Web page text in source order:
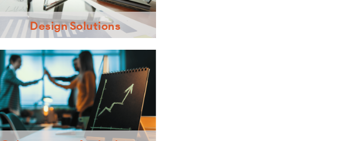
Design Solutions
Creación de tu modelo de negocio, hasta la
implementación del concepto, aumentando
la venta y rentabilidad desde el día uno.